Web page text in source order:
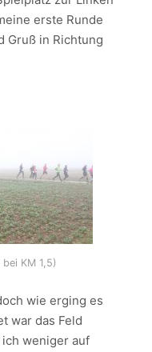
erste Runde
Gruß in Richtung
KM 1,5)
wie erging es
war das Feld
weniger auf